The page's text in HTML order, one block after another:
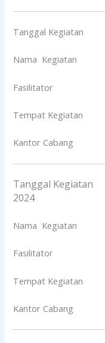
Tanggal Kegiatan :
Nama Kegiatan :
Fasilitator :
Tempat Kegiatan :
Kantor Cabang :
Tanggal Kegiatan
2024
Nama Kegiatan :
Fasilitator :
Tempat Kegiatan :
Kantor Cabang :